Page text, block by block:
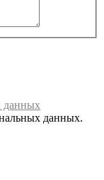
данных
данных.